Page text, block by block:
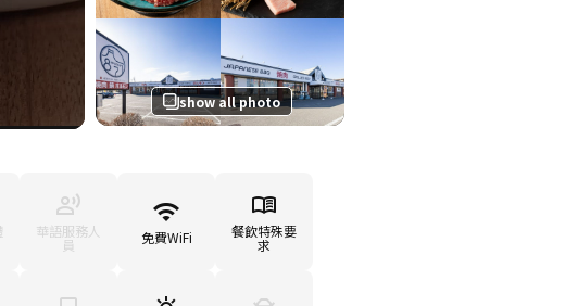
show all photo
華語服務人
員 免費WiFi 餐飲特殊要
求